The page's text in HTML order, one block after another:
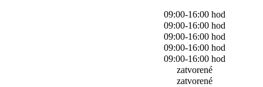
09:00-16:00 hod
09:00-16:00 hod
09:00-16:00 hod
09:00-16:00 hod
09:00-16:00 hod
zatvorené
zatvorené